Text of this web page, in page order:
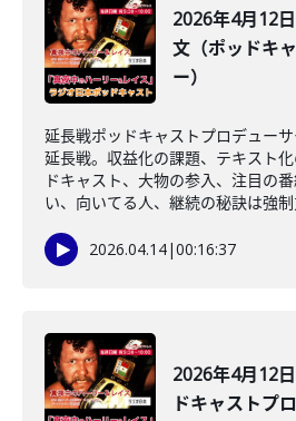
2026年4月12
文（ポッドキ
ー）
延長戦ポッドキャストプロデュー
延長戦。収益化の課題、テキスト
ドキャスト、大物の参入、注目の
い、向いてる人、継続の秘訣は強
2026.04.14|00:16:37
2026年4月12
ドキャストプ